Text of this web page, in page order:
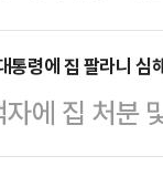
도를 …
"저는 그런
정치하기 때
제명당해서
. 그러면…
하는 과정에
행복하고 즐
지역구 국회
해졌다.8일
통령에 집 팔라니 심
에 집 처분
저부터 처분